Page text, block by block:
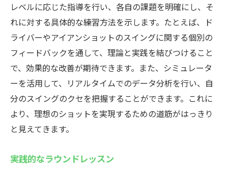
レベルに応じた指導を行い、各自の課題を明確にし、そ
れに対する具体的な練習方法を示します。たとえば、ド
ライバーやアイアンショットのスイングに関する個別の
フィードバックを通して、理論と実践を結びつけること
で、効果的な改善が期待できます。また、シミュレータ
ーを活用して、リアルタイムでのデータ分析を行い、自
分のスイングのクセを把握することができます。これに
より、理想のショットを実現するための道筋がはっきり
と見えてきます。
実践的なラウンドレッスン